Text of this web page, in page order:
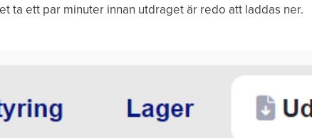
ta ett par minuter innan utdraget är redo att laddas ner.